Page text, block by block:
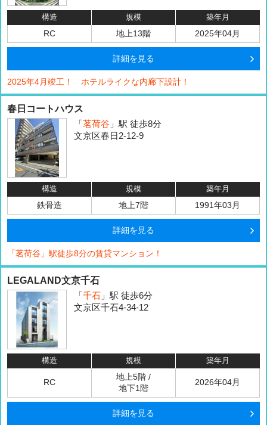
構造 規模 築年月
RC 地上13階 2025年04月
詳細を見る
2025年4月竣工！ ホテルライクな内廊下設計！
春日コートハウス
「 茗荷谷 」駅 徒歩8分
文京区春日2-12-9
構造 規模 築年月
鉄骨造 地上7階 1991年03月
詳細を見る
「茗荷谷」駅徒歩8分の賃貸マンション！
LEGALAND文京千石
「 千石 」駅 徒歩6分
文京区千石4-34-12
構造 規模 築年月
RC
地上5階 /
地下1階
2026年04月
詳細を見る